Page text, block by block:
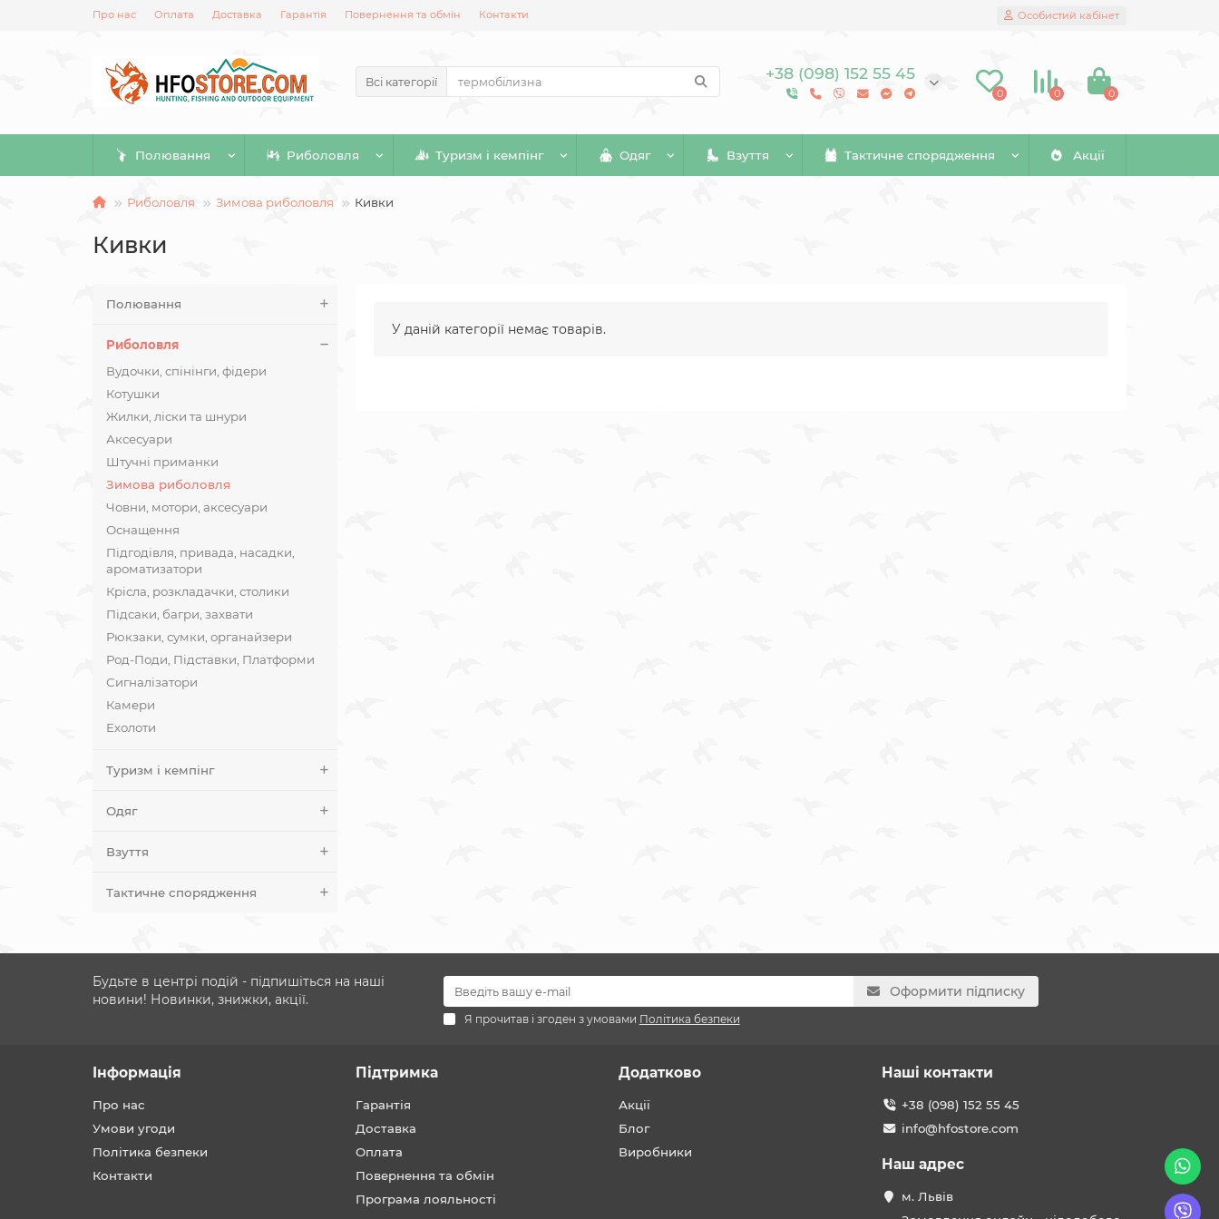
Про нас Оплата Доставка Гарантія Повернення та обмін Контакти Особистий кабінет
Всі категорії +38 (098) 152 55 45
0 0 0
Полювання Риболовля Туризм і кемпінг Одяг Взуття Тактичне спорядження Акції
Риболовля Зимова риболовля Кивки
Кивки
Полювання
Риболовля
Вудочки, спінінги, фідери
Котушки
Жилки, ліски та шнури
Аксесуари
Штучні приманки
Зимова риболовля
Човни, мотори, аксесуари
Оснащення
Підгодівля, привада, насадки,
ароматизатори
Крісла, розкладачки, столики
Підсаки, багри, захвати
Рюкзаки, сумки, органайзери
Род-Поди, Підставки, Платформи
Сигналізатори
Камери
Ехолоти
Туризм і кемпінг
Одяг
Взуття
Тактичне спорядження
У даній категорії немає товарів.
Будьте в центрі подій - підпишіться на наші
новини! Новинки, знижки, акції.
Оформити підписку
Я прочитав і згоден з умовами Політика безпеки
Інформація
Про нас
Умови угоди
Політика безпеки
Контакти
Підтримка
Гарантія
Доставка
Оплата
Повернення та обмін
Програма лояльності
Додатково
Акції
Блог
Виробники
Наші контакти
+38 (098) 152 55 45
info@hfostore.com
Наш адрес
м. Львів